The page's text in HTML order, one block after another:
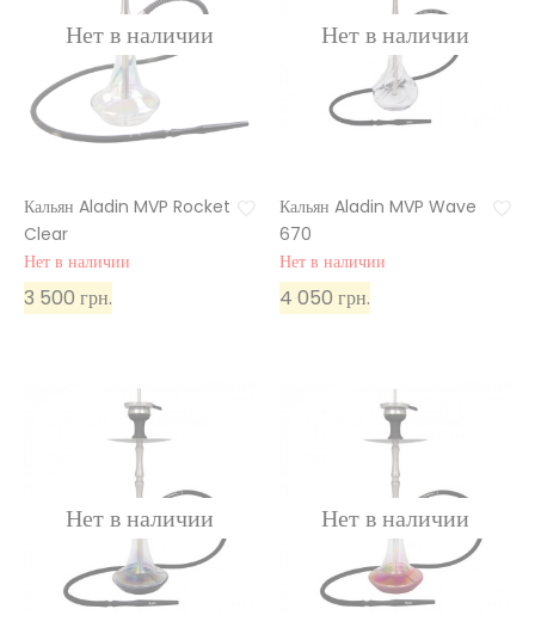
Кальян Aladin MVP Rocket
Clear
Нет в наличии
3 500 грн.
Кальян Aladin MVP Wave
670
Нет в наличии
4 050 грн.